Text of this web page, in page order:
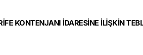
KONTENJANI İDARESİNE İLİŞKİN